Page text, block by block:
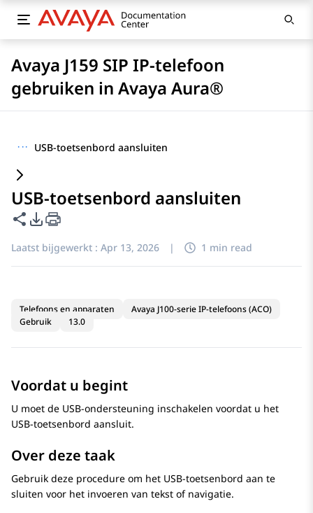
Avaya J159 SIP IP-telefoon
gebruiken in Avaya Aura®
··· USB-toetsenbord aansluiten
USB-toetsenbord aansluiten
Deze pagina delen
Opties voor PDF exporteren
Laatst bijgewerkt : Apr 13, 2026 | 1 min read
Telefoons en apparaten
Avaya J100-serie IP-telefoons (ACO)
Gebruik
13.0
Voordat u begint
U moet de USB-ondersteuning inschakelen voordat u het
USB-toetsenbord aansluit.
Over deze taak
Gebruik deze procedure om het USB-toetsenbord aan te
sluiten voor het invoeren van tekst of navigatie.